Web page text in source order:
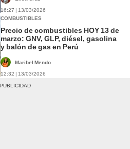
16:27 | 13/03/2026
COMBUSTIBLES
Precio de combustibles HOY 13 de
marzo: GNV, GLP, diésel, gasolina
y balón de gas en Perú
Maribel Mendo
12:32 | 13/03/2026